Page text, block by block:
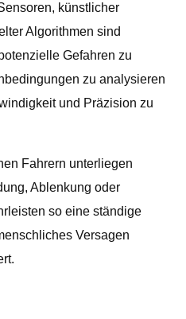
künstlicher
Algorithmen sind
Gefahren zu
zu analysieren
und Präzision zu
Fahrern unterliegen
Ablenkung oder
so eine ständige
Versagen